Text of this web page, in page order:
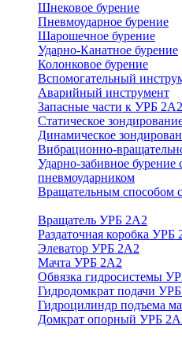
Шнековое бурение
Пневмоударное бурение
Шарошечное бурение
Ударно-Канатное бурение
Колонковое бурение
Вспомогательный
Аварийный инструмент
Запасные части к УРБ 2А2
Статическое
Динамическое
Вибрационно-
Ударно-забивное
пневмоударником
Вращательным способом
Вращатель УРБ 2А2
Раздаточная коробка УРБ
Элеватор УРБ 2А2
Мачта УРБ 2А2
Обвязка гидросистемы
Гидродомкрат подачи
Гидроцилиндр подъема
Домкрат опорный УРБ